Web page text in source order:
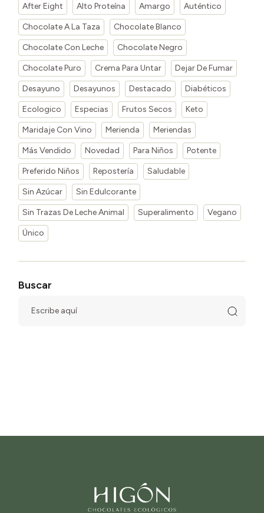
After Eight Alto Proteína Amargo Auténtico
Chocolate A La Taza Chocolate Blanco
Chocolate Con Leche Chocolate Negro
Chocolate Puro Crema Para Untar Dejar De Fumar
Desayuno Desayunos Destacado Diabéticos
Ecologico Especias Frutos Secos Keto
Maridaje Con Vino Merienda Meriendas
Más Vendido Novedad Para Niños Potente
Preferido Niños Repostería Saludable
Sin Azúcar Sin Edulcorante
Sin Trazas De Leche Animal Superalimento Vegano
Único
Buscar
aquí